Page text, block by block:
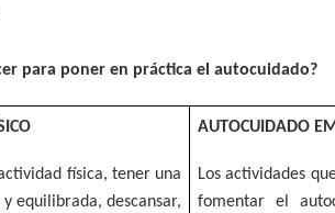
para poner en práctica el autocuidado?
física, tener una
equilibrada, descansar,
AUTOCUIDADO
Los actividades
fomentar el